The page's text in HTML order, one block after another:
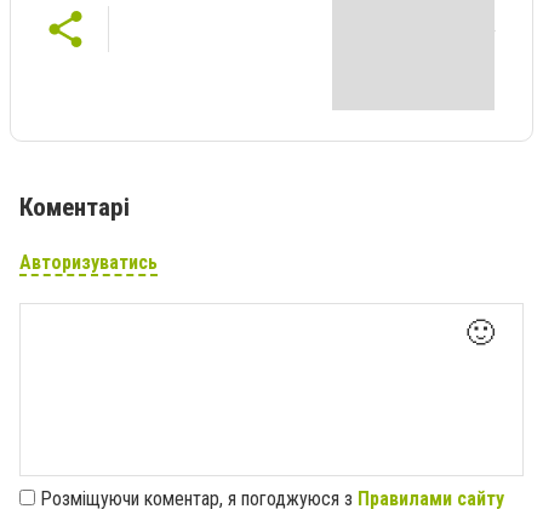
Коментарі
Авторизуватись
🙂
Розміщуючи коментар, я погоджуюся з Правилами сайту